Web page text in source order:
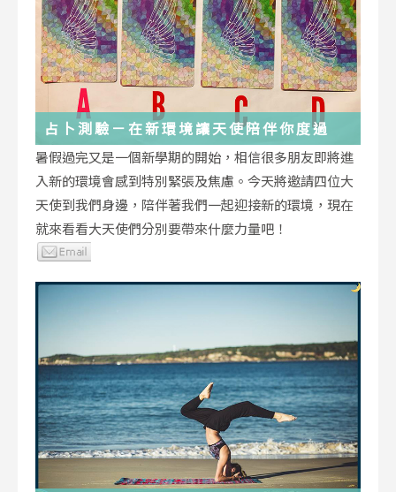
占卜測驗－在新環境讓天使陪伴你度過
暑假過完又是一個新學期的開始，相信很多朋友即將進
入新的環境會感到特別緊張及焦慮。今天將邀請四位大
天使到我們身邊，陪伴著我們一起迎接新的環境，現在
就來看看大天使們分別要帶來什麼力量吧！